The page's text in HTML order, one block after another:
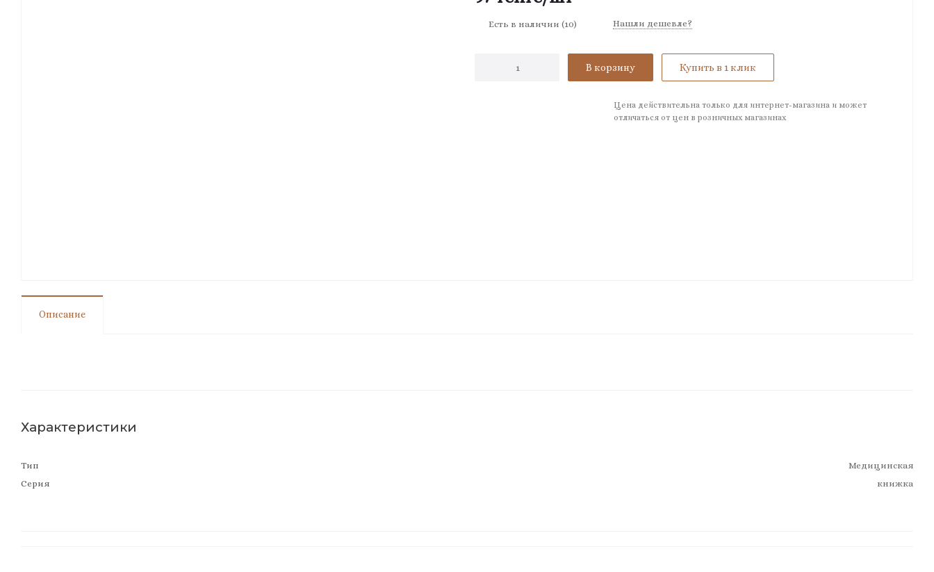
Есть в наличии (10) Нашли дешевле?
В корзину Купить в 1 клик
Цена действительна только для интернет-магазина и может
отличаться от цен в розничных магазинах
Описание
Характеристики
Тип
Медицинская
Серия
книжка